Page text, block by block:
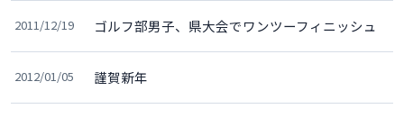
2011/12/19 ゴルフ部男子、県大会でワンツーフィニッシュ
2012/01/05 謹賀新年